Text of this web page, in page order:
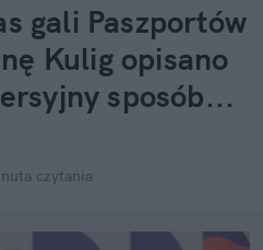
gali Paszportów
Kulig opisano
sposób...
czytania